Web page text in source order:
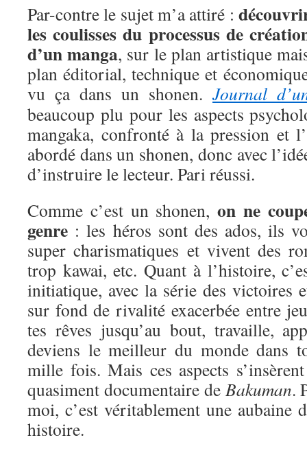
Par-contre le sujet m’a attiré :
les coulisses du processus de
d’un manga, sur le plan artistique
plan éditorial, technique et
vu ça dans un shonen. Journal
beaucoup plu pour les aspects
mangaka, confronté à la pression et
abordé dans un shonen, donc avec
d’instruire le lecteur. Pari réussi.
Comme c’est un shonen,on ne
genre : les héros sont des ados, ils
super charismatiques et vivent des
trop kawai, etc. Quant à l’histoire,
initiatique, avec la série des victoires
sur fond de rivalité exacerbée entre
tes rêves jusqu’au bout, travaille,
deviens le meilleur du monde dans
mille fois. Mais ces aspects
quasiment documentaire de Bakuman.
moi, c’est véritablement une aubaine
histoire.